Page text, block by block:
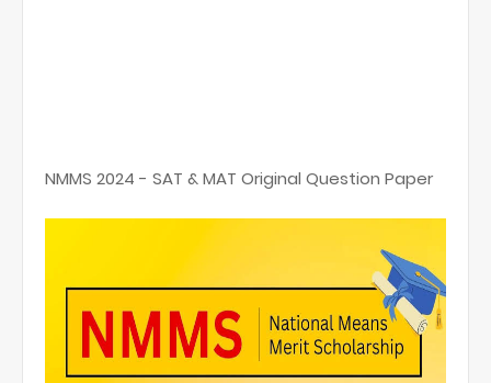
NMMS 2024 - SAT & MAT Original Question Paper